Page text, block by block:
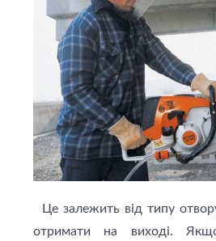
Це залежить від типу
отримати на виході.